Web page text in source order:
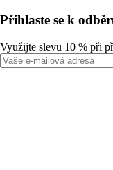
Přihlaste se k
Využijte slevu 10 % při